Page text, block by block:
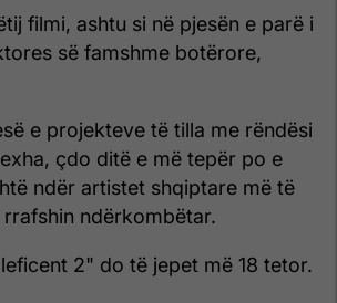
filmi, ashtu si në pjesën e parë i
së famshme botërore,
e projekteve të tilla me rëndësi
çdo ditë e më tepër po e
ndër artistet shqiptare më të
rrafshin ndërkombëtar.
2" do të jepet më 18 tetor.